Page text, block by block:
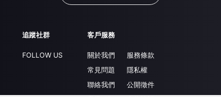
追蹤社群
FOLLOW US
客戶服務
關於我們
常見問題
聯絡我們
服務條款
隱私權
公開徵件